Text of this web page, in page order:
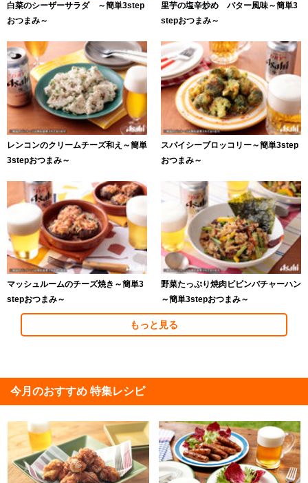
白菜のシーザーサラダ ～簡単3step
おつまみ～
里芋の塩辛炒め バター風味～簡単3
stepおつまみ～
レンコンのクリームチーズ和え～簡単
3stepおつまみ～
スパイシーブロッコリー～簡単3step
おつまみ～
マッシュルームのチーズ焼き～簡単3
stepおつまみ～
野菜たっぷり焼肉ビビンバチャーハン
～簡単3stepおつまみ～
もっと見る
今月のおすすめ 特集レシピ